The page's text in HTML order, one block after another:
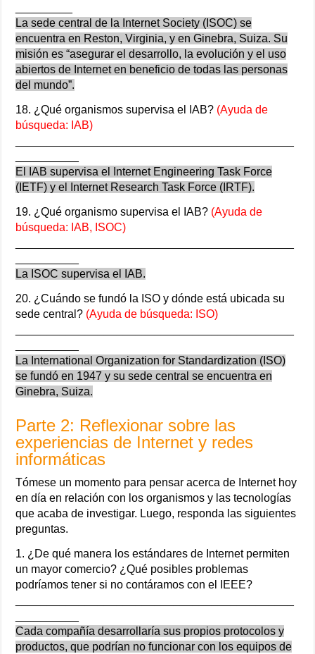
La sede central de la Internet Society (ISOC) se
encuentra en Reston, Virginia, y en Ginebra, Suiza. Su
misión es “asegurar el desarrollo, la evolución y el uso
abiertos de Internet en beneficio de todas las personas
del mundo”.
18. ¿Qué organismos supervisa el IAB? (Ayuda de
búsqueda: IAB)
El IAB supervisa el Internet Engineering Task Force
(IETF) y el Internet Research Task Force (IRTF).
19. ¿Qué organismo supervisa el IAB? (Ayuda de
búsqueda: IAB, ISOC)
La ISOC supervisa el IAB.
20. ¿Cuándo se fundó la ISO y dónde está ubicada su
sede central? (Ayuda de búsqueda: ISO)
La International Organization for Standardization (ISO)
se fundó en 1947 y su sede central se encuentra en
Ginebra, Suiza.
Parte 2: Reflexionar sobre las
experiencias de Internet y redes
informáticas
Tómese un momento para pensar acerca de Internet hoy
en día en relación con los organismos y las tecnologías
que acaba de investigar. Luego, responda las siguientes
preguntas.
1. ¿De qué manera los estándares de Internet permiten
un mayor comercio? ¿Qué posibles problemas
podríamos tener si no contáramos con el IEEE?
Cada compañía desarrollaría sus propios protocolos y
productos, que podrían no funcionar con los equipos de